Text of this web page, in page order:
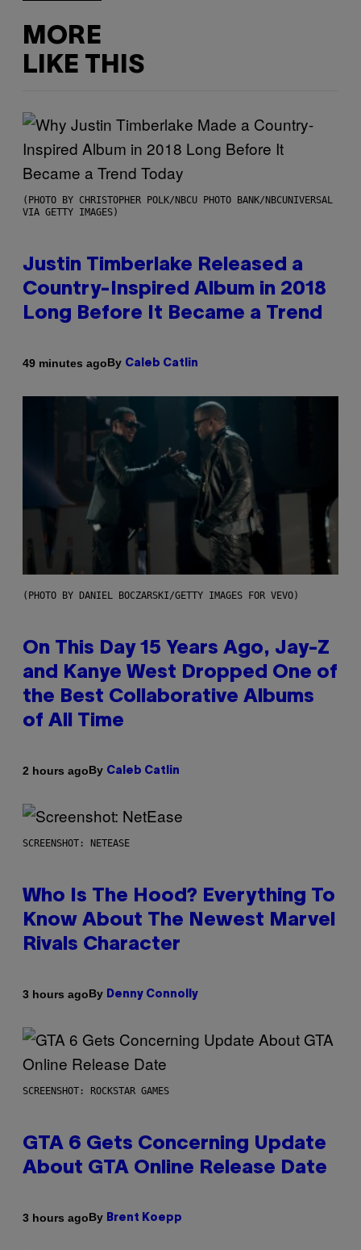
MORE
LIKE THIS
(PHOTO BY CHRISTOPHER POLK/NBCU PHOTO BANK/NBCUNIVERSAL
VIA GETTY IMAGES)
Justin Timberlake Released a
Country-Inspired Album in 2018
Long Before It Became a Trend
49 minutes agoBy Caleb Catlin
(PHOTO BY DANIEL BOCZARSKI/GETTY IMAGES FOR VEVO)
On This Day 15 Years Ago, Jay-Z
and Kanye West Dropped One of
the Best Collaborative Albums
of All Time
2 hours agoBy Caleb Catlin
SCREENSHOT: NETEASE
Who Is The Hood? Everything To
Know About The Newest Marvel
Rivals Character
3 hours agoBy Denny Connolly
SCREENSHOT: ROCKSTAR GAMES
GTA 6 Gets Concerning Update
About GTA Online Release Date
3 hours agoBy Brent Koepp